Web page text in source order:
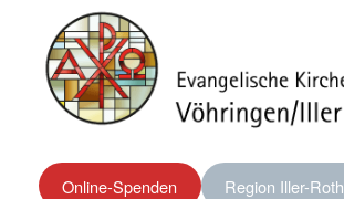
Online-Spenden Region Iller-Roth